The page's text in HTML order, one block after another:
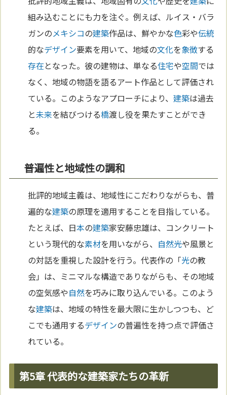
組み込むことにも力を注ぐ。例えば、ルイス・バラ
ガンのメキシコの建築作品は、鮮やかな色彩や伝統
的なデザイン要素を用いて、地域の文化を象徴する
存在となった。彼の建物は、単なる住宅や空間では
なく、地域の物語を語るアート作品として評価され
ている。このようなアプローチにより、建築は過去
と未来を結びつける橋渡し役を果たすことができ
る。
普遍性と地域性の調和
批評的地域主義は、地域性にこだわりながらも、普
遍的な建築の原理を適用することを目指している。
たとえば、日本の建築家安藤忠雄は、コンクリート
という現代的な素材を用いながら、 自然光や風景と
の対話を重視した設計を行う。代表作の「光の教
会」は、ミニマルな構造でありながらも、その地域
の空気感や自然を巧みに取り込んでいる。このよう
な建築は、地域の特性を最大限に生かしつつも、ど
こでも通用するデザインの普遍性を持つ点で評価さ
れている。
第5章 代表的な建築家たちの革新